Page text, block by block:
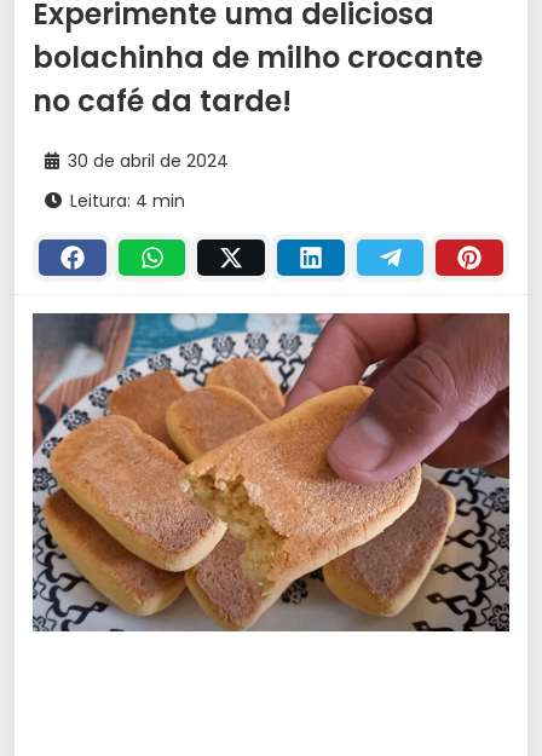
Experimente uma deliciosa
bolachinha de milho crocante
no café da tarde!
30 de abril de 2024
Leitura: 4 min